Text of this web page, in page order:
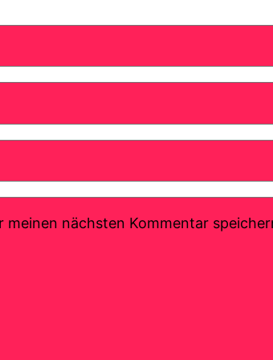
meinen nächsten Kommentar